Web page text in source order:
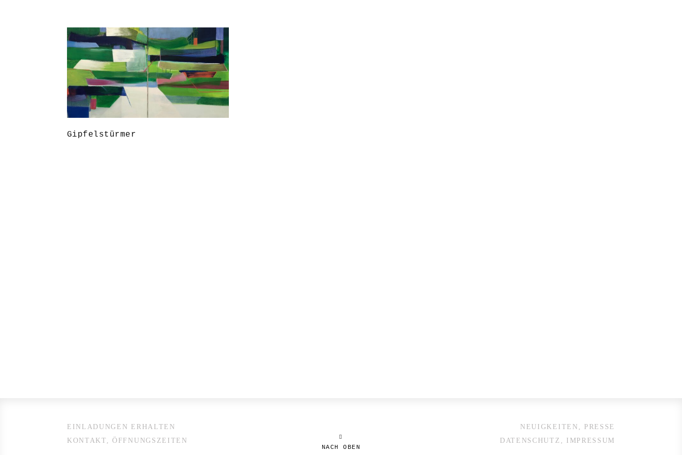
Gipfelstürmer
EINLADUNGEN ERHALTEN
KONTAKT, ÖFFNUNGSZEITEN
NEUIGKEITEN, PRESSE
DATENSCHUTZ, IMPRESSUM
NACH OBEN